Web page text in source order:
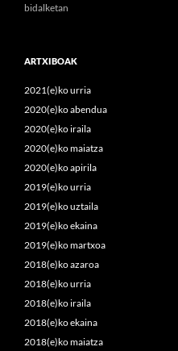
bidalketan
ARTXIBOAK
2021(e)ko urria
2020(e)ko abendua
2020(e)ko iraila
2020(e)ko maiatza
2020(e)ko apirila
2019(e)ko urria
2019(e)ko uztaila
2019(e)ko ekaina
2019(e)ko martxoa
2018(e)ko azaroa
2018(e)ko urria
2018(e)ko iraila
2018(e)ko ekaina
2018(e)ko maiatza